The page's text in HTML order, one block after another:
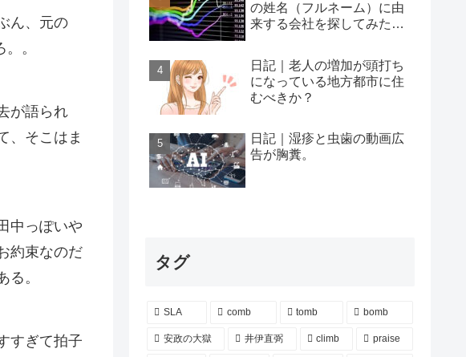
ん、元の
。
が語られ
、そこはま
中っぽいや
約束なのだ
。
すぎて拍子
の姓名（フルネーム）に由
来する会社を探してみた…
日記｜老人の増加が頭打ち
になっている地方都市に住
むべきか？
日記｜湿疹と虫歯の動画広
告が胸糞。
タグ
SLA comb tomb bomb
安政の大獄 井伊直弼 climb praise